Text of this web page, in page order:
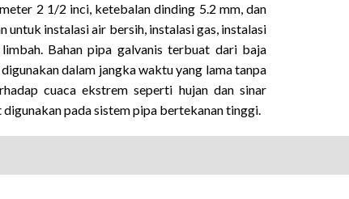
2 1/2 inci, ketebalan dinding 5.2 mm, dan
untuk instalasi air bersih, instalasi gas, instalasi
. Bahan pipa galvanis terbuat dari baja
dalam jangka waktu yang lama tanpa
cuaca ekstrem seperti hujan dan sinar
pada sistem pipa bertekanan tinggi.